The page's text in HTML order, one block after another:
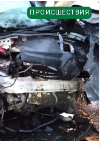
ПРОИСШЕСТВИЯ